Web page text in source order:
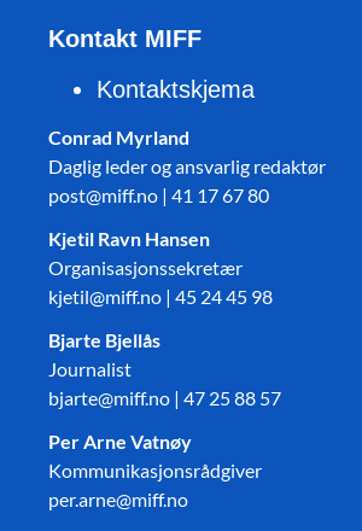
Kontakt MIFF
Kontaktskjema
Conrad Myrland
Daglig leder og ansvarlig redaktør
post@miff.no | 41 17 67 80
Kjetil Ravn Hansen
Organisasjonssekretær
kjetil@miff.no | 45 24 45 98
Bjarte Bjellås
Journalist
bjarte@miff.no | 47 25 88 57
Per Arne Vatnøy
Kommunikasjonsrådgiver
per.arne@miff.no